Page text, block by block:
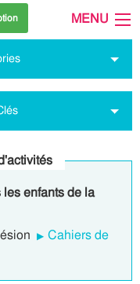
MENU
enfants de la
Cahiers de